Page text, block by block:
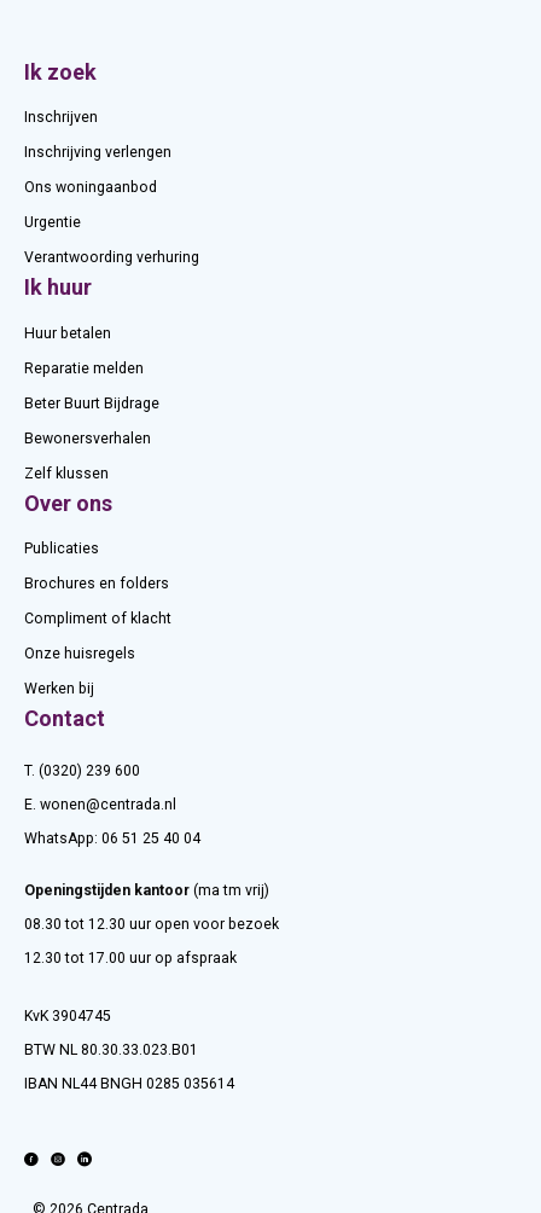
Contactinformatie
Ik zoek
Inschrijven
Inschrijving verlengen
Ons woningaanbod
Urgentie
Verantwoording verhuring
Ik huur
Huur betalen
Reparatie melden
Beter Buurt Bijdrage
Bewonersverhalen
Zelf klussen
Over ons
Publicaties
Brochures en folders
Compliment of klacht
Onze huisregels
Werken bij
Contact
T. (0320) 239 600
E. wonen@centrada.nl
WhatsApp: 06 51 25 40 04
Openingstijden kantoor (ma tm vrij)
08.30 tot 12.30 uur open voor bezoek
12.30 tot 17.00 uur op afspraak
KvK 3904745
BTW NL 80.30.33.023.B01
IBAN NL44 BNGH 0285 035614
© 2026 Centrada